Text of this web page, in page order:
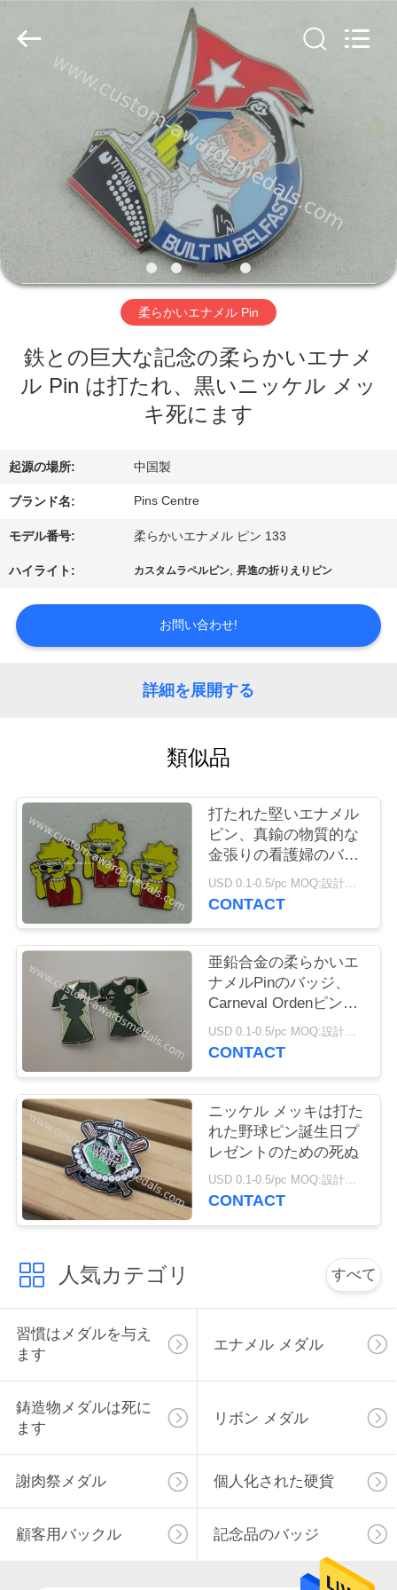
ク
私
達
つ
い
て
工
場
質
私
絡
し
な
い
ニ
ュ
ー
ス
場
合
地
centre
company
柔らかいエナメル Pin
鉄との巨大な記念の柔らかいエナメ
ル Pin は打たれ、黒いニッケル メッ
キ死にます
起源の場所: 中国製
ブランド名: Pins Centre
モデル番号: 柔らかいエナメル ピン 133
ハイライト: カスタムラペルピン,昇進の折りえりピン
お問い合わせ!
詳細を展開する
類似品
打たれた堅いエナメル
ピン、真鍮の物質的な
金張りの看護婦のバッ
ジは死にます
USD 0.1-0.5/pc MOQ:設計ごとの 100 PC
CONTACT
亜鉛合金の柔らかいエ
ナメルPinのバッジ、
Carneval Ordenピンは
スタックした死にますUSD 0.1-0.5/pc MOQ:設計ごとの 100 PC
CONTACT
ニッケル メッキは打た
れた野球ピン誕生日プ
レゼントのための死ぬ
USD 0.1-0.5/pc MOQ:設計ごとの100 PC
CONTACT
人気カテゴリ すべて
習慣はメダルを与え
ます
エナメル メダル
鋳造物メダルは死に
ます
リボン メダル
謝肉祭メダル 個人化された硬貨
顧客用バックル 記念品のバッジ